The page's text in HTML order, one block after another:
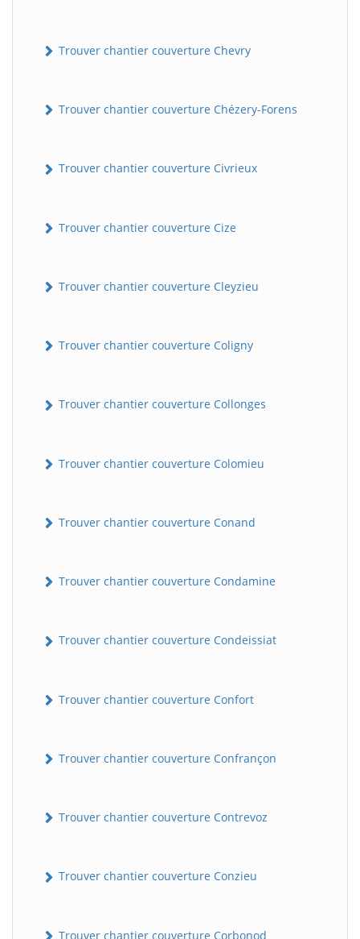
Trouver chantier couverture Chevry
Trouver chantier couverture Chézery-Forens
Trouver chantier couverture Civrieux
Trouver chantier couverture Cize
Trouver chantier couverture Cleyzieu
Trouver chantier couverture Coligny
Trouver chantier couverture Collonges
Trouver chantier couverture Colomieu
Trouver chantier couverture Conand
Trouver chantier couverture Condamine
Trouver chantier couverture Condeissiat
Trouver chantier couverture Confort
Trouver chantier couverture Confrançon
Trouver chantier couverture Contrevoz
Trouver chantier couverture Conzieu
Trouver chantier couverture Corbonod
BatiWebPro